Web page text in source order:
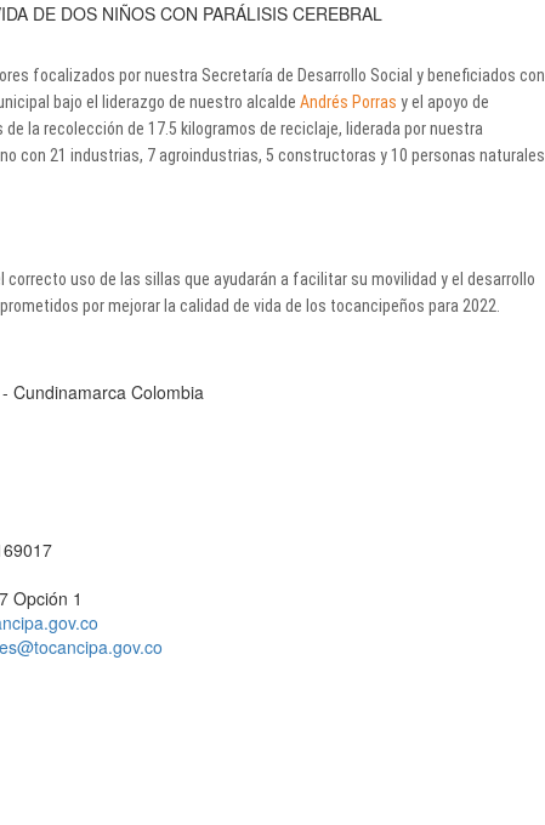
DE DOS NIÑOS CON PARÁLISIS CEREBRAL
focalizados por nuestra Secretaría de Desarrollo Social y beneficiados con
bajo el liderazgo de nuestro alcalde Andrés Porras y el apoyo de
de la recolección de 17.5 kilogramos de reciclaje, liderada por nuestra
con 21 industrias, 7 agroindustrias, 5 constructoras y 10 personas naturales.
uso de las sillas que ayudarán a facilitar su movilidad y el desarrollo
por mejorar la calidad de vida de los tocancipeños para 2022.
Cundinamarca Colombia
Opción 1